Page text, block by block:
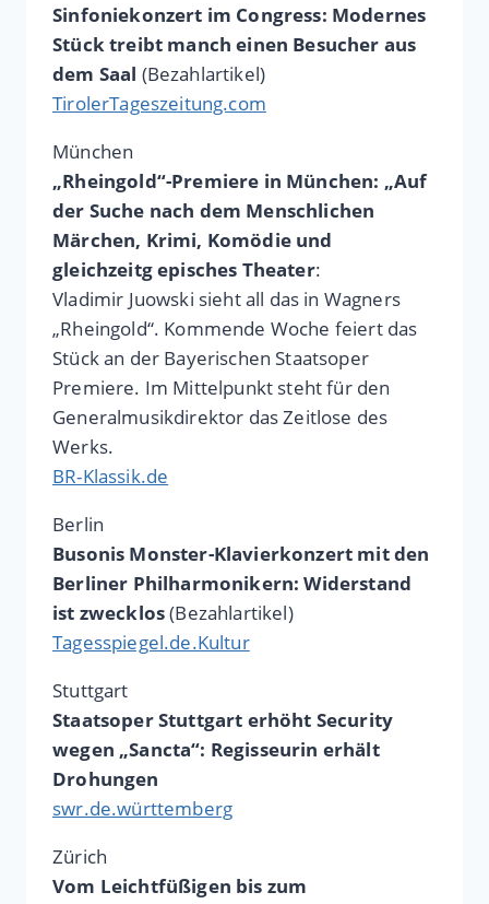
Sinfoniekonzert im Congress: Modernes
Stück treibt manch einen Besucher aus
dem Saal (Bezahlartikel)
TirolerTageszeitung.com
München
„Rheingold“-Premiere in München: „Auf
der Suche nach dem Menschlichen
Märchen, Krimi, Komödie und
gleichzeitg episches Theater:
Vladimir Juowski sieht all das in Wagners
„Rheingold“. Kommende Woche feiert das
Stück an der Bayerischen Staatsoper
Premiere. Im Mittelpunkt steht für den
Generalmusikdirektor das Zeitlose des
Werks.
BR-Klassik.de
Berlin
Busonis Monster-Klavierkonzert mit den
Berliner Philharmonikern: Widerstand
ist zwecklos(Bezahlartikel)
Tagesspiegel.de.Kultur
Stuttgart
Staatsoper Stuttgart erhöht Security
wegen „Sancta“: Regisseurin erhält
Drohungen
swr.de.württemberg
Zürich
Vom Leichtfüßigen bis zum